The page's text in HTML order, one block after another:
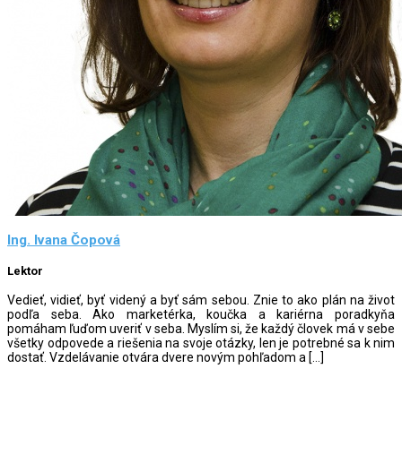
Ing. Ivana Čopová
Lektor
Vedieť, vidieť, byť videný a byť sám sebou. Znie to ako plán na život
podľa seba. Ako marketérka, koučka a kariérna poradkyňa
pomáham ľuďom uveriť v seba. Myslím si, že každý človek má v sebe
všetky odpovede a riešenia na svoje otázky, len je potrebné sa k nim
dostať. Vzdelávanie otvára dvere novým pohľadom a […]